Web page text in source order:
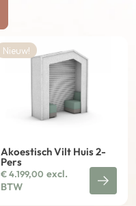
Nieuw!
Akoestisch Vilt Huis 2-
Pers
€4.199,00 excl.
BTW